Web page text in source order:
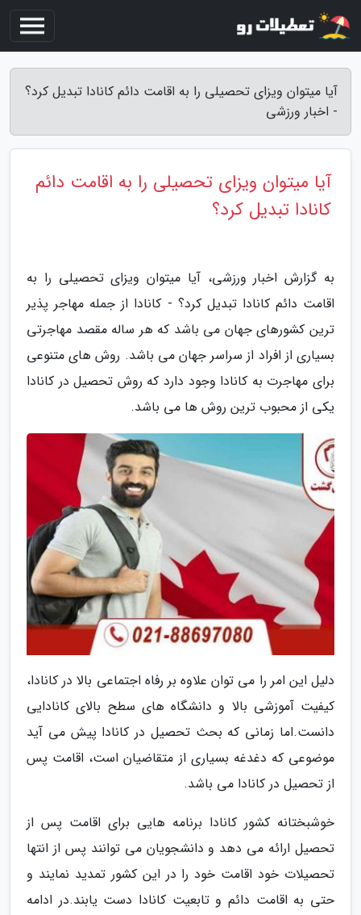
آیا میتوان ویزای تحصیلی را به اقامت دائم کانادا تبدیل کرد؟
- اخبار ورزشی
آیا میتوان ویزای تحصیلی را به اقامت دائم
کانادا تبدیل کرد؟
به گزارش اخبار ورزشی، آیا میتوان ویزای تحصیلی را به
اقامت دائم کانادا تبدیل کرد؟ - کانادا از جمله مهاجر پذیر
ترین کشورهای جهان می باشد که هر ساله مقصد مهاجرتی
بسیاری از افراد از سراسر جهان می باشد. روش های متنوعی
برای مهاجرت به کانادا وجود دارد که روش تحصیل در کانادا
یکی از محبوب ترین روش ها می باشد.
دلیل این امر را می توان علاوه بر رفاه اجتماعی بالا در کانادا،
کیفیت آموزشی بالا و دانشگاه های سطح بالای کانادایی
دانست.اما زمانی که بحث تحصیل در کانادا پیش می آید
موضوعی که دغدغه بسیاری از متقاضیان است، اقامت پس
از تحصیل در کانادا می باشد.
خوشبختانه کشور کانادا برنامه هایی برای اقامت پس از
تحصیل ارائه می دهد و دانشجویان می توانند پس از انتها
تحصیلات خود اقامت خود را در این کشور تمدید نمایند و
حتی به اقامت دائم و تابعیت کانادا دست یابند.در ادامه